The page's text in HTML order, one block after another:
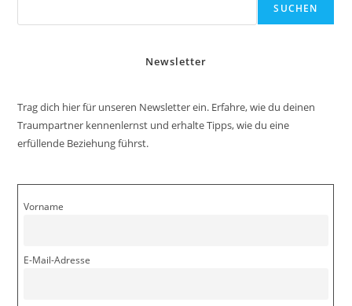
SUCHEN
Newsletter
Trag dich hier für unseren Newsletter ein. Erfahre, wie du deinen
Traumpartner kennenlernst und erhalte Tipps, wie du eine
erfüllende Beziehung führst.
Vorname
E-Mail-Adresse